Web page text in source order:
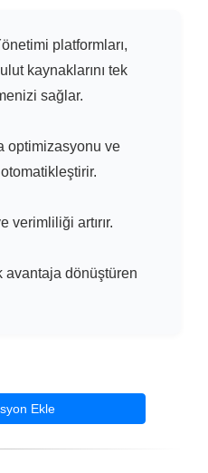
platformları,
kaynaklarını tek
sağlar.
optimizasyonu ve
verimliliği artırır.
avantaja dönüştüren
Ekle